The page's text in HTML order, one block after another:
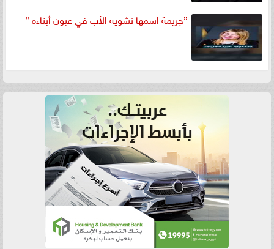
”جريمة اسمها تشويه الأب في عيون أبناءه ”